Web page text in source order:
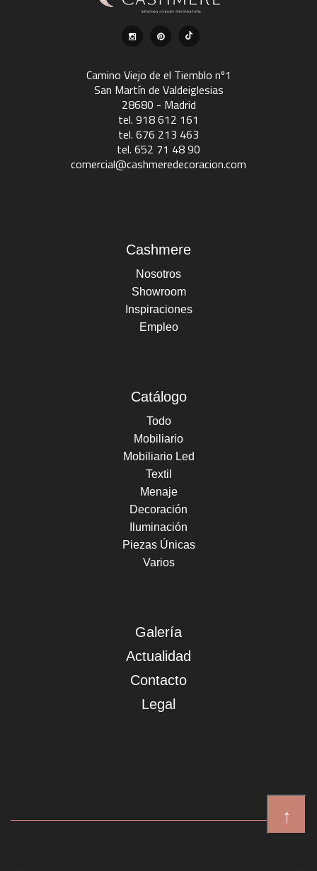
↑
Camino Viejo de el Tiemblo nº1
San Martín de Valdeiglesias
28680 - Madrid
tel. 918 612 161
tel. 676 213 463
tel. 652 71 48 90
comercial@cashmeredecoracion.com
Cashmere
Nosotros
Showroom
Inspiraciones
Empleo
Catálogo
Todo
Mobiliario
Mobiliario Led
Textil
Menaje
Decoración
Iluminación
Piezas Únicas
Varios
Galería
Actualidad
Contacto
Legal